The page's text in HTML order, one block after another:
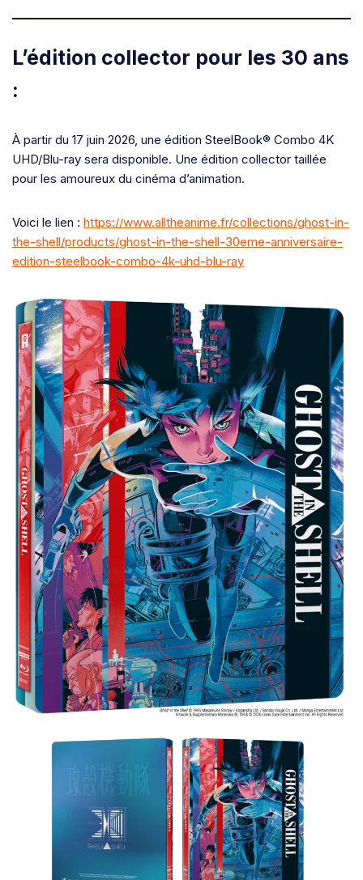
L’édition collector pour les 30 ans
:
À partir du 17 juin 2026, une édition SteelBook® Combo 4K
UHD/Blu-ray sera disponible. Une édition collector taillée
pour les amoureux du cinéma d’animation.
Voici le lien : https://www.alltheanime.fr/collections/ghost-in-
the-shell/products/ghost-in-the-shell-30eme-anniversaire-
edition-steelbook-combo-4k-uhd-blu-ray